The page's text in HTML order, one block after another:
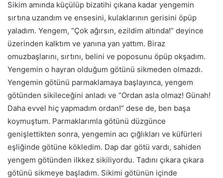
Sikim amında küçülüp bizatihi çıkana kadar yengemin
sırtına uzandım ve ensesini, kulaklarının gerisini öpüp
yaladım. Yengem, “Çok ağırsın, ezildim altında!” deyince
üzerinden kalktım ve yanına yan yattım. Biraz
omuzbaşlarını, sırtını, belini ve poposunu öpüp okşadım.
Yengemin o hayran olduğum götünü sikmeden olmazdı.
Yengemin götünü parmaklamaya başlayınca, yengem
götünden sikileceğini anladı ve “Ordan asla olmaz! Günah!
Daha evvel hiç yapmadım ordan!” dese de, ben başa
koymuştum. Parmaklarımla götünü düzgünce
genişlettikten sonra, yengemin acı çığlıkları ve küfürleri
eşliğinde götüne kökledim. Dap dar götü vardı, sahiden
yengem götünden ilkkez sikiliyordu. Tadını çıkara çıkara
götünü sikmeye başladım. Sikimi götünün içinde